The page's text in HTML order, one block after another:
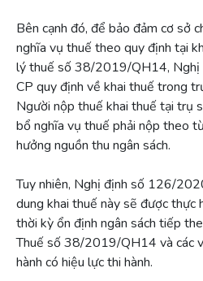
Bên cạnh đó, để bảo đảm cơ sở
nghĩa vụ thuế theo quy định tại
lý thuế số 38/2019/QH14,
CP quy định về khai thuế trong
Người nộp thuế khai thuế tại trụ
bổ nghĩa vụ thuế phải nộp theo
hưởng nguồn thu ngân sách.
Tuy nhiên, Nghị định số 126/
dung khai thuế này sẽ được thực
thời kỳ ổn định ngân sách tiếp
Thuế số 38/2019/QH14 và các
hành có hiệu lực thi hành.